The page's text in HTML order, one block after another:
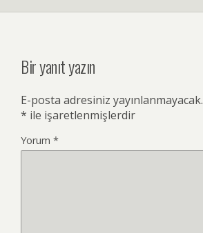
Bir yanıt yazın
E-posta adresiniz yayınlanmayacak.
* ile işaretlenmişlerdir
Yorum *